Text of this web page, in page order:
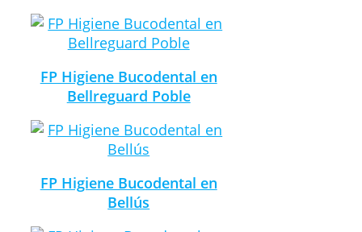
FP Higiene Bucodental en
Bellreguard Poble
FP Higiene Bucodental en
Bellús